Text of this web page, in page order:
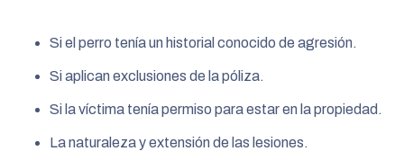
Si el perro tenía un historial conocido de agresión.
Si aplican exclusiones de la póliza.
Si la víctima tenía permiso para estar en la propiedad.
La naturaleza y extensión de las lesiones.